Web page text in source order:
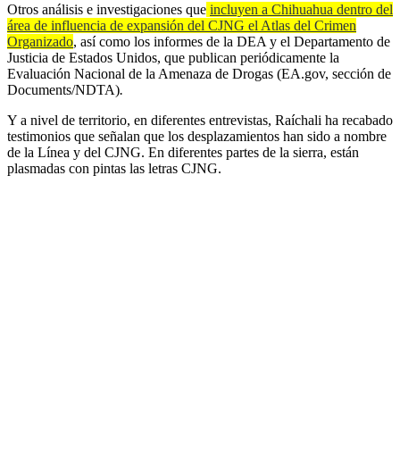
Otros análisis e investigaciones que incluyen a Chihuahua dentro del
área de influencia de expansión del CJNG el Atlas del Crimen
Organizado, así como los informes de la DEA y el Departamento de
Justicia de Estados Unidos, que publican periódicamente la
Evaluación Nacional de la Amenaza de Drogas (EA.gov, sección de
Documents/NDTA).
Y a nivel de territorio, en diferentes entrevistas, Raíchali ha recabado
testimonios que señalan que los desplazamientos han sido a nombre
de la Línea y del CJNG. En diferentes partes de la sierra, están
plasmadas con pintas las letras CJNG.